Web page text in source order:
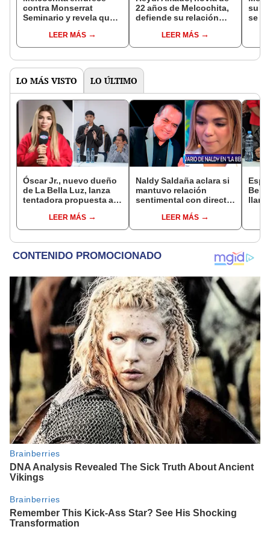
contra Monserrat
Seminario y revela que
divorcio por su nueva
relación con joven de 22
LEER MÁS
22 años de Melcochita,
defiende su relación
padre: "Tomo mis
propias decisiones"
LEER MÁS
su
se
que
LO MÁS VISTO LO ÚLTIMO
Óscar Jr., nuevo dueño
de La Bella Luz, lanza
tentadora propuesta a
denuncia por
tocamientos: “Va a
LEER MÁS
Naldy Saldaña aclara si
mantuvo relación
sentimental con director
denunciarlo por
tocamientos: “Me
LEER MÁS
me